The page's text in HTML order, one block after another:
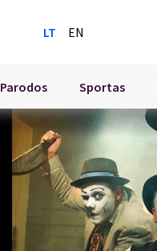
LT EN
Parodos Sportas